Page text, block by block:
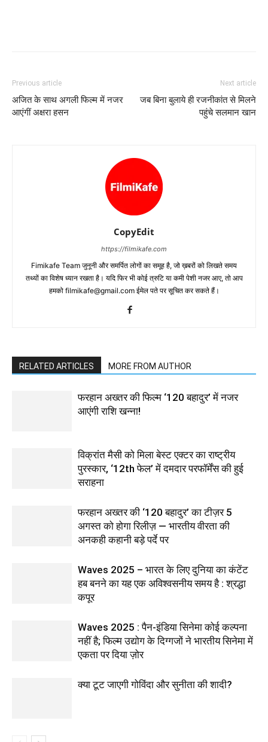
Previous article
अजित के साथ अगली फिल्म में नजर
आएंगीं अक्षरा हसन
Next article
जब बिना बुलाये ही रजनीकांत से मिलने
पहुंचे सलमान खान
CopyEdit
https://filmikafe.com
Fimikafe Team जुनूनी और समर्पित लोगों का समूह है, जो ख़बरों को लिखते समय
तथ्‍यों का विशेष ध्‍यान रखता है। यदि फिर भी कोई त्रुटि या कमी पेशी नजर आए, तो आप
हमको filmikafe@gmail.com ईमेल पते पर सूचित कर सकते हैं।
RELATED ARTICLES MORE FROM AUTHOR
फरहान अख्तर की फिल्म ‘120 बहादुर’ में नजर
आएंगी राशि खन्ना!
विक्रांत मैसी को मिला बेस्ट एक्टर का राष्ट्रीय
पुरस्कार, ‘12th फेल’ में दमदार परफॉर्मेंस की हुई
सराहना
फरहान अख्तर की ‘120 बहादुर’ का टीज़र 5
अगस्त को होगा रिलीज़ — भारतीय वीरता की
अनकही कहानी बड़े पर्दे पर
Waves 2025 – भारत के लिए दुनिया का कंटेंट
हब बनने का यह एक अविश्वसनीय समय है : श्रद्धा
कपूर
Waves 2025 : पैन-इंडिया सिनेमा कोई कल्पना
नहीं है; फिल्म उद्योग के दिग्गजों ने भारतीय सिनेमा में
एकता पर दिया ज़ोर
क्या टूट जाएगी गोविंदा और सुनीता की शादी?